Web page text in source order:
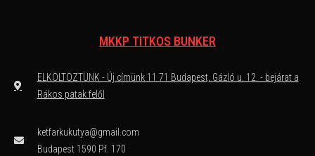
MKKP TITKOS BUNKER
ELKÖLTÖZTÜNK - Új címünk 11 71 Budapest, Gázló u. 12. - bejárat a
Rákos patak felől
ketfarkukutya@gmail.com
Budapest 1590 Pf. 170